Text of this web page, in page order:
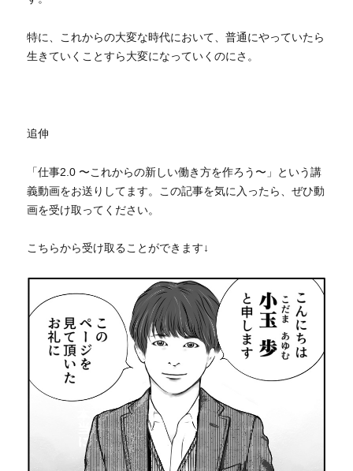
特に、これからの大変な時代において、普通にやっていたら
生きていくことすら大変になっていくのにさ。
追伸
「仕事2.0 〜これからの新しい働き方を作ろう〜」という講
義動画をお送りしてます。この記事を気に入ったら、ぜひ動
画を受け取ってください。
こちらから受け取ることができます↓